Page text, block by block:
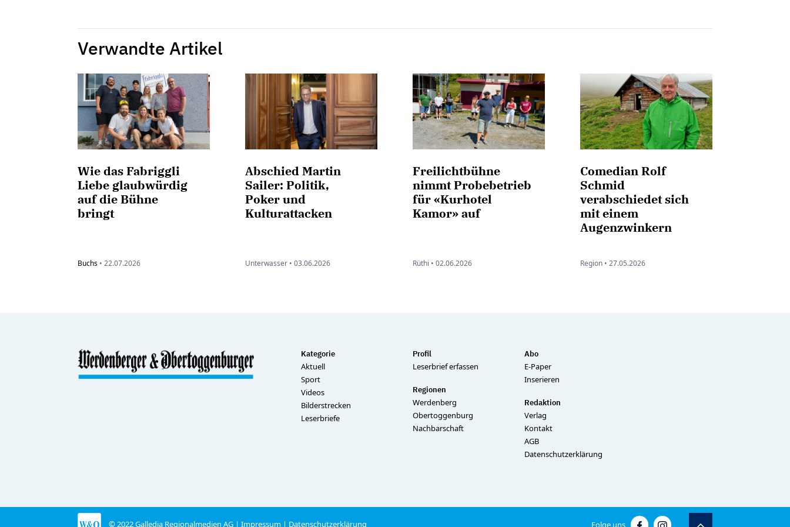
Verwandte Artikel
Wie das Fabriggli
Liebe glaubwürdig
auf die Bühne
bringt
Buchs • 22.07.2026
Abschied Martin
Sailer: Politik,
Poker und
Kulturattacken
Unterwasser • 03.06.2026
Freilichtbühne
nimmt Probebetrieb
für «Kurhotel
Kamor» auf
Rüthi • 02.06.2026
Comedian Rolf
Schmid
verabschiedet sich
mit einem
Augenzwinkern
Region • 27.05.2026
Kategorie
Aktuell
Sport
Videos
Bilderstrecken
Leserbriefe
Profil
Leserbrief erfassen
Regionen
Werdenberg
Obertoggenburg
Nachbarschaft
Abo
E-Paper
Inserieren
Redaktion
Verlag
Kontakt
AGB
Datenschutzerklärung
© 2022 Galledia Regionalmedien AG | Impressum | Datenschutzerklärung Folge uns